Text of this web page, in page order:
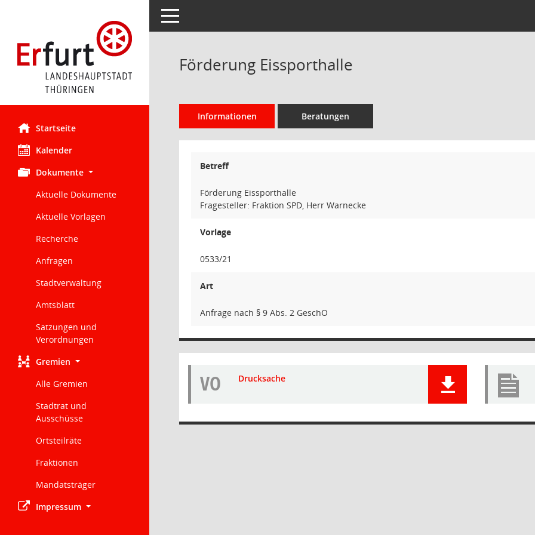
Startseite
Kalender
Dokumente
Aktuelle Dokumente
Aktuelle Vorlagen
Recherche
Anfragen
Stadtverwaltung
Amtsblatt
Satzungen und
Verordnungen
Gremien
Alle Gremien
Stadtrat und
Ausschüsse
Ortsteilräte
Fraktionen
Mandatsträger
Impressum
Toggle navigation
Förderung Eissporthalle
Informationen Beratungen
Betreff
Förderung Eissporthalle
Fragesteller: Fraktion SPD, Herr Warnecke
Vorlage
0533/21
Art
Anfrage nach § 9 Abs. 2 GeschO
VO Drucksache